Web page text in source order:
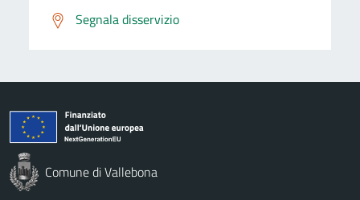
Segnala disservizio
Comune di Vallebona